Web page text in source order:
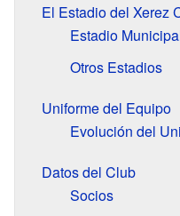
El Estadio del Xerez
Estadio
Otros Estadios
Uniforme del Equipo
Evolución del
Datos del Club
Socios